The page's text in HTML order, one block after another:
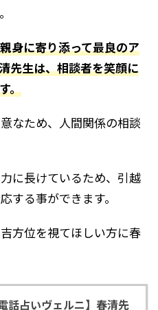
身に寄り添って最良のア
先生は、相談者を笑顔に
。
なため、人間関係の相談
に長けているため、引越
する事ができます。
方位を視てほしい方に春
電話占いヴェルニ】春清先